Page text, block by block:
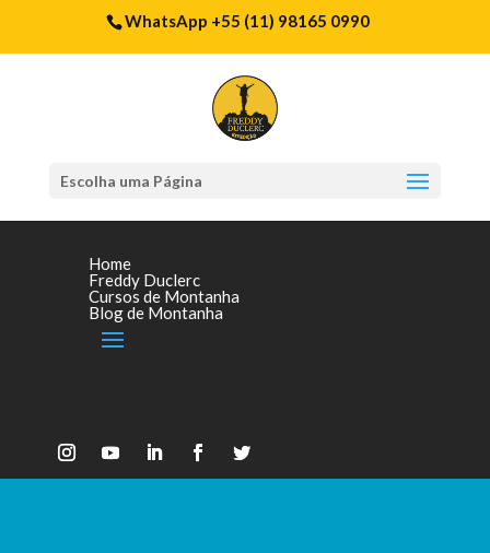
WhatsApp +55 (11) 98165 0990
Escolha uma Página
Home
Freddy Duclerc
Cursos de Montanha
Blog de Montanha